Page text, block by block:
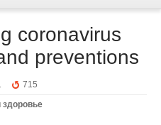
coronavirus
preventions
715
здоровье